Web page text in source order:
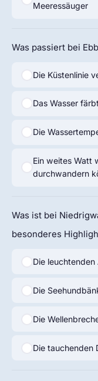
Meeressäuger
Was passiert bei
Die Küstenlinie
Das Wasser
Die
Ein weites Watt
durchwandern
Was ist bei
besonderes
Die leuchtenden
Die
Die
Die tauchenden